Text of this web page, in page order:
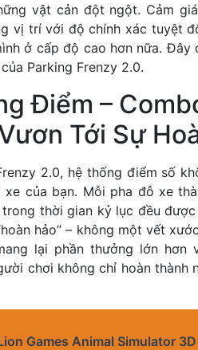
vật cản đột ngột. Cảm
vị trí với độ chính xác tuyệt
ở cấp độ cao hơn nữa. Đây
Parking Frenzy 2.0.
Điểm –
Tới Sự
2.0, hệ thống điểm số
của bạn. Mỗi pha đỗ xe
trong thời gian kỷ lục đều
hảo” – không một vết
lại phần thưởng lớn
chơi không chỉ hoàn
Games Animal Simulator